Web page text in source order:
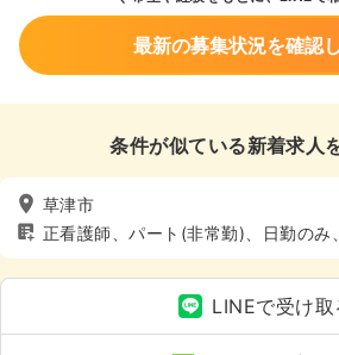
最新の募集状況を確認
条件が似ている新着求人
草津市
正看護師、パート(非常勤)、日勤のみ
LINEで受け取